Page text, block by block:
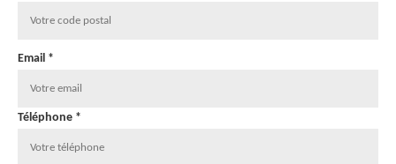
Email *
Téléphone *